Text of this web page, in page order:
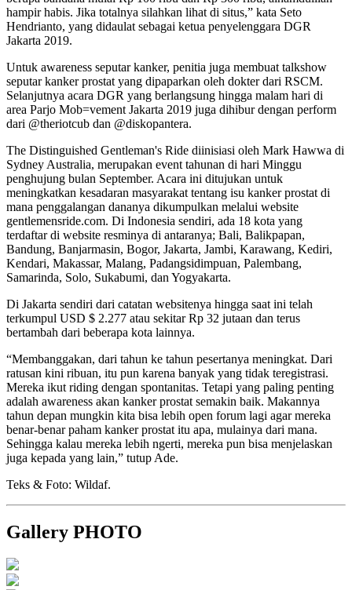
hampir habis. Jika totalnya silahkan lihat di situs,” kata Seto
Hendrianto, yang didaulat sebagai ketua penyelenggara DGR
Jakarta 2019.
Untuk awareness seputar kanker, penitia juga membuat talkshow
seputar kanker prostat yang dipaparkan oleh dokter dari RSCM.
Selanjutnya acara DGR yang berlangsung hingga malam hari di
area Parjo Mob=vement Jakarta 2019 juga dihibur dengan perform
dari @theriotcub dan @diskopantera.
The Distinguished Gentleman's Ride diinisiasi oleh Mark Hawwa di
Sydney Australia, merupakan event tahunan di hari Minggu
penghujung bulan September. Acara ini ditujukan untuk
meningkatkan kesadaran masyarakat tentang isu kanker prostat di
mana penggalangan dananya dikumpulkan melalui website
gentlemensride.com. Di Indonesia sendiri, ada 18 kota yang
terdaftar di website resminya di antaranya; Bali, Balikpapan,
Bandung, Banjarmasin, Bogor, Jakarta, Jambi, Karawang, Kediri,
Kendari, Makassar, Malang, Padangsidimpuan, Palembang,
Samarinda, Solo, Sukabumi, dan Yogyakarta.
Di Jakarta sendiri dari catatan websitenya hingga saat ini telah
terkumpul USD $ 2.277 atau sekitar Rp 32 jutaan dan terus
bertambah dari beberapa kota lainnya.
“Membanggakan, dari tahun ke tahun pesertanya meningkat. Dari
ratusan kini ribuan, itu pun karena banyak yang tidak teregistrasi.
Mereka ikut riding dengan spontanitas. Tetapi yang paling penting
adalah awareness akan kanker prostat semakin baik. Makannya
tahun depan mungkin kita bisa lebih open forum lagi agar mereka
benar-benar paham kanker prostat itu apa, mulainya dari mana.
Sehingga kalau mereka lebih ngerti, mereka pun bisa menjelaskan
juga kepada yang lain,” tutup Ade.
Teks & Foto: Wildaf.
Gallery PHOTO